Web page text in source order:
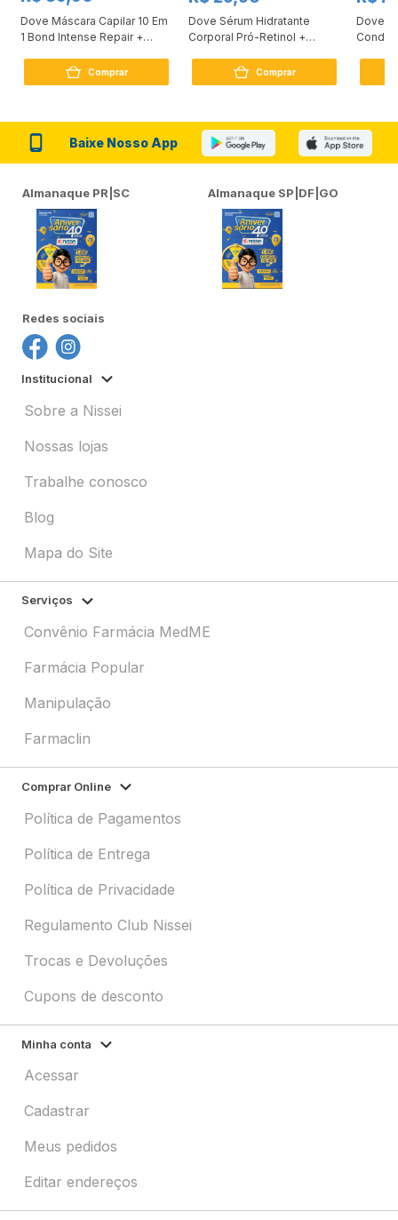
Dove Máscara Capilar 10 Em
1 Bond Intense Repair +
Comprar
Dove Sérum Hidratante
Corporal Pró-Retinol +
Comprar
Dove
Baixe Nosso App
Almanaque PR|SC Almanaque SP|DF|GO
Redes sociais
Institucional
Sobre a Nissei
Nossas lojas
Trabalhe conosco
Blog
Mapa do Site
Serviços
Convênio Farmácia MedME
Farmácia Popular
Manipulação
Farmaclin
Comprar Online
Política de Pagamentos
Política de Entrega
Política de Privacidade
Regulamento Club Nissei
Trocas e Devoluções
Cupons de desconto
Minha conta
Acessar
Cadastrar
Meus pedidos
Editar endereços